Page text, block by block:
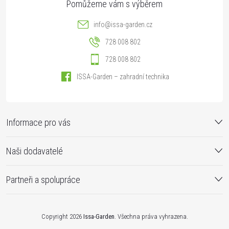
Informace pro vás
info@issa-garden.cz
728 008 802
728 008 802
ISSA-Garden – zahradní technika
Naši dodavatelé
Partneři a spolupráce
Copyright 2026 Issa-Garden . Všechna práva vyhrazena.